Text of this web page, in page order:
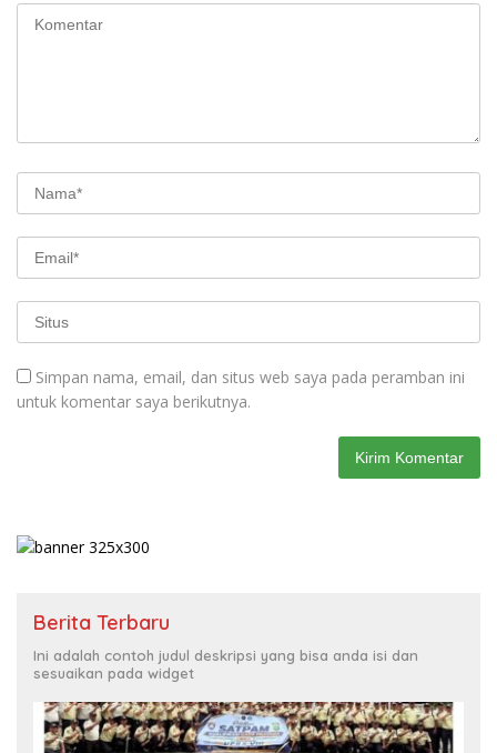
Simpan nama, email, dan situs web saya pada peramban ini
untuk komentar saya berikutnya.
Berita Terbaru
Ini adalah contoh judul deskripsi yang bisa anda isi dan
sesuaikan pada widget